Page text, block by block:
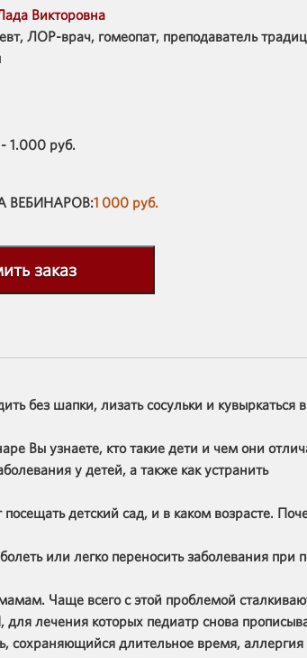
Викторовна
ЛОР-врач, гомеопат, преподаватель
1.000 руб.
ВЕБИНАРОВ:1 000 руб.
заказ
без шапки, лизать сосульки и кувыркаться
Вы узнаете, кто такие дети и чем они
у детей, а также как устранить
детский сад, и в каком возрасте.
или легко переносить заболевания при
Чаще всего с этой проблемой
лечения которых педиатр снова
сохраняющийся длительное время, аллергия